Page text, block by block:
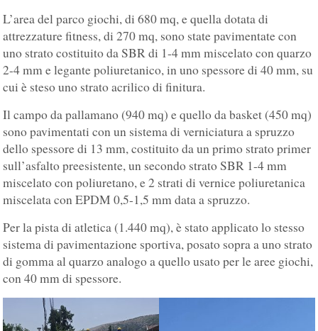
L’area del parco giochi, di 680 mq, e quella dotata di
attrezzature fitness, di 270 mq, sono state pavimentate con
uno strato costituito da SBR di 1-4 mm miscelato con quarzo
2-4 mm e legante poliuretanico, in uno spessore di 40 mm, su
cui è steso uno strato acrilico di finitura.
Il campo da pallamano (940 mq) e quello da basket (450 mq)
sono pavimentati con un sistema di verniciatura a spruzzo
dello spessore di 13 mm, costituito da un primo strato primer
sull’asfalto preesistente, un secondo strato SBR 1-4 mm
miscelato con poliuretano, e 2 strati di vernice poliuretanica
miscelata con EPDM 0,5-1,5 mm data a spruzzo.
Per la pista di atletica (1.440 mq), è stato applicato lo stesso
sistema di pavimentazione sportiva, posato sopra a uno strato
di gomma al quarzo analogo a quello usato per le aree giochi,
con 40 mm di spessore.